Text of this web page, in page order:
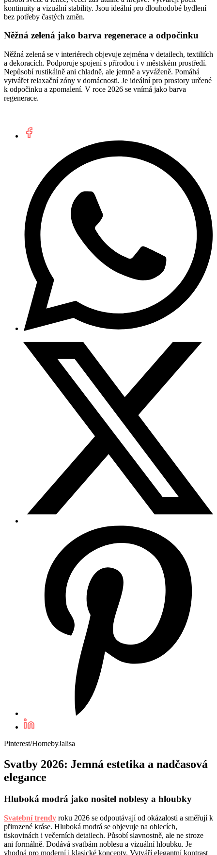
kontinuity a vizuální stability. Jsou ideální pro dlouhodobé bydlení
bez potřeby častých změn.
Něžná zelená jako barva regenerace a odpočinku
Něžná zelená se v interiérech objevuje zejména v detailech, textiliích
a dekoracích. Podporuje spojení s přírodou i v městském prostředí.
Nepůsobí rustikálně ani chladně, ale jemně a vyváženě. Pomáhá
vytvářet relaxační zóny v domácnosti. Je ideální pro prostory určené
k odpočinku a zpomalení. V roce 2026 se vnímá jako barva
regenerace.
Pinterest/HomebyJalisa
Svatby 2026: Jemná estetika a nadčasová
elegance
Hluboká modrá jako nositel noblesy a hloubky
Svatební trendy roku 2026 se odpoutávají od okázalosti a směřují k
přirozené kráse. Hluboká modrá se objevuje na oblecích,
tiskovinách i večerních detailech. Působí slavnostně, ale ne stroze
ani formálně. Dodává svatbám noblesu a vizuální hloubku. Je
vhodná pro moderní i klasické koncepty. Vytváří elegantní kontrast